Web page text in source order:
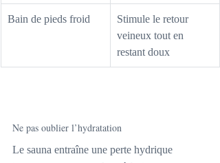
Bain de pieds froid
Stimule le retour
veineux tout en
restant doux
Ne pas oublier l’hydratation
Le sauna entraîne une perte hydrique